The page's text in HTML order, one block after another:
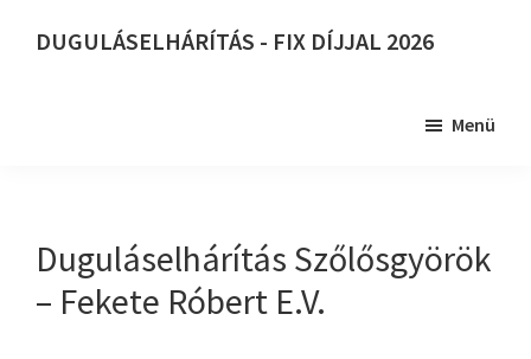
DUGULÁSELHÁRÍTÁS - FIX DÍJJAL 2026
Menü
Duguláselhárítás Szőlősgyörök
– Fekete Róbert E.V.